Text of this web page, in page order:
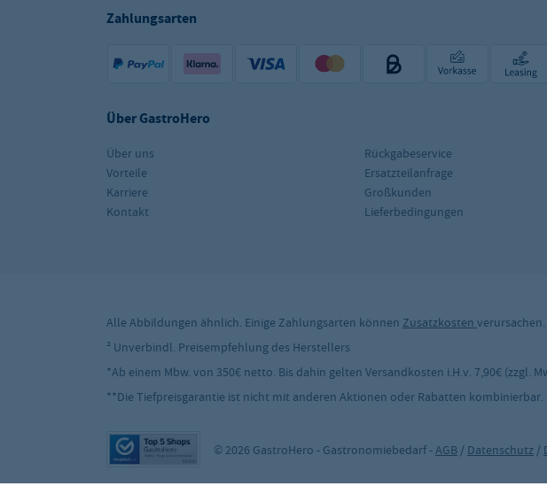
Zahlungsarten
Über GastroHero
Über uns
Vorteile
Karriere
Kontakt
Rückgabeservice
Ersatzteilanfrage
Großkunden
Lieferbedingungen
Alle Abbildungen ähnlich. Einige Zahlungsarten können Zusatzkosten verursachen.
² Unverbindl. Preisempfehlung des Herstellers
*Ab einem Mbw. von 350€ netto. Bis dahin gelten Versandkosten i.H.v. 7,90€ (zzgl.
**Die Tiefpreisgarantie ist nicht mit anderen Aktionen oder Rabatten kombinierbar.
© 2026 GastroHero - Gastronomiebedarf -AGB / Datenschutz /